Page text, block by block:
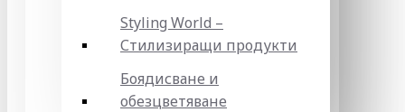
Styling World –
Стилизиращи продукти
Боядисване и
обезцветяване